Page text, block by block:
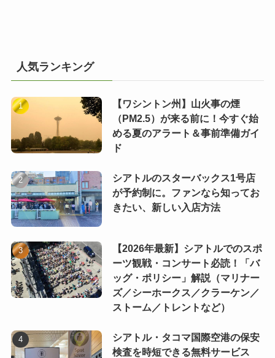
人気ランキング
【ワシントン州】山火事の煙
（PM2.5）が来る前に！今すぐ始
める夏のアラート＆事前準備ガイ
ド
シアトルのスターバックス1号店
が予約制に。ファンなら知ってお
きたい、新しい入店方法
【2026年最新】シアトルでのスポ
ーツ観戦・コンサート必読！「バ
ッグ・ポリシー」解説（マリナー
ズ／シーホークス／クラーケン／
ストーム／トレントなど）
シアトル・タコマ国際空港の保安
検査を時短できる無料サービス